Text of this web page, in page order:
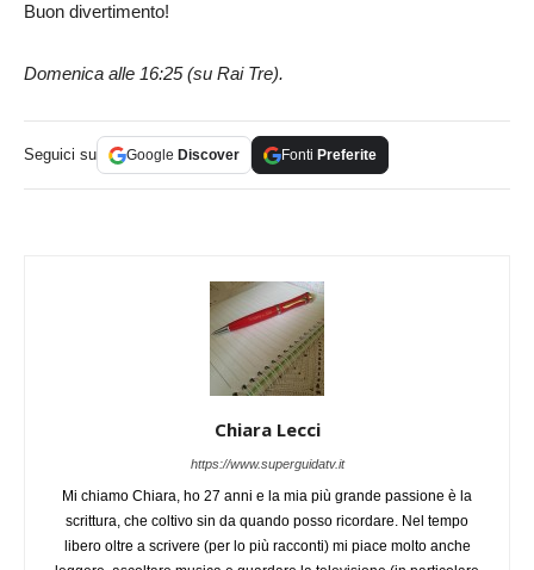
Buon divertimento!
Domenica alle 16:25 (su Rai Tre).
Seguici su Google Discover Fonti Preferite
Chiara Lecci
https://www.superguidatv.it
Mi chiamo Chiara, ho 27 anni e la mia più grande passione è la
scrittura, che coltivo sin da quando posso ricordare. Nel tempo
libero oltre a scrivere (per lo più racconti) mi piace molto anche